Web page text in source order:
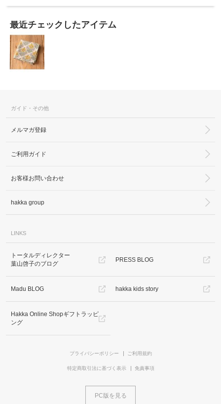
最近チェックしたアイテム
ガイド・その他
メルマガ登録
ご利用ガイド
お客様お問い合わせ
hakka group
LINKS
トータルディレクター
葉山啓子のブログ
PRESS BLOG
Madu BLOG hakka kids story
Hakka Online Shopギフトラッピ
ング
プライバシーポリシー ご利用規約
特定商取引法に基づく表示 免責事項
PC版を見る